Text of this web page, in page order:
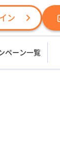
ン
ペーン一覧